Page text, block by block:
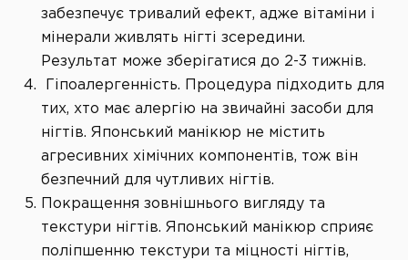
забезпечує тривалий ефект, адже вітаміни і
мінерали живлять нігті зсередини.
Результат може зберігатися до 2-3 тижнів.
Гіпоалергенність. Процедура підходить для
тих, хто має алергію на звичайні засоби для
нігтів. Японський манікюр не містить
агресивних хімічних компонентів, тож він
безпечний для чутливих нігтів.
Покращення зовнішнього вигляду та
текстури нігтів. Японський манікюр сприяє
поліпшенню текстури та міцності нігтів,